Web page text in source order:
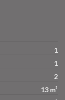
1
1
2
13 m²